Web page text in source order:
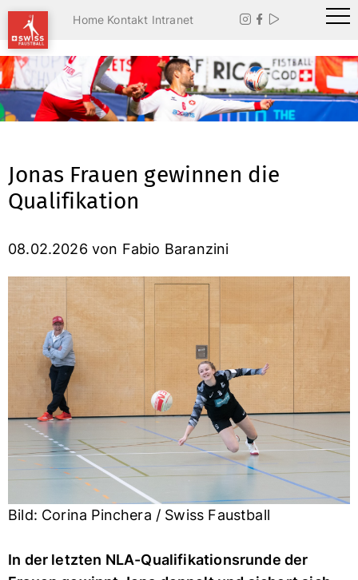
Home Kontakt Intranet   
Jonas Frauen gewinnen die
Qualifikation
08.02.2026 von Fabio Baranzini
Bild: Corina Pinchera / Swiss Faustball
In der letzten NLA-Qualifikationsrunde der